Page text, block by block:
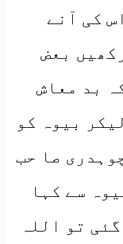
کی آنے
بعض
بد معاش
بیوہ کو
صا حب
سے کہا
تو اللہ